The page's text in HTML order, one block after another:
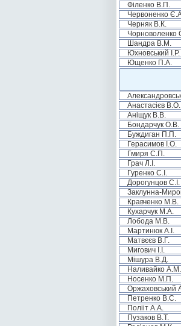
Філенко В.П.
Червоненко
Черняк В.К.
Чорноволенко
Шандра В.М.
Юхновський І.Р.
Ющенко П.А.
Анастасієв В.О.
Аніщук В.В.
Бондарчук О.В.
Буждиган П.П.
Герасимов І.О.
Гмиря С.П.
Грач Л.І.
Гуренко С.І.
Дорогунцов С.І.
Заклунна-
Кравченко М.В.
Кухарчук М.А.
Лобода М.В.
Мартинюк А.І.
Матвєєв В.Г.
Мигович І.І.
Мішура В.Д.
Наливайко А.М.
Носенко М.П.
Оржаховський
Петренко В.С.
Полііт А.А.
Пузаков В.Т.